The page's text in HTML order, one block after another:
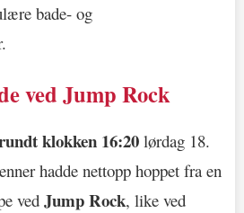
bade- og
ved Jump Rock
klokken 16:20 lørdag 18.
hadde nettopp hoppet fra en
ved Jump Rock, like ved